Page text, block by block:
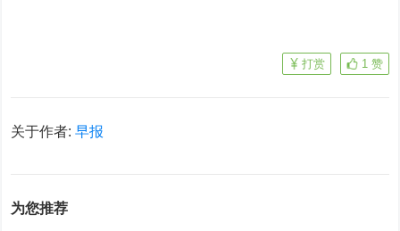
1 赞
打赏
关于作者:早报
为您推荐